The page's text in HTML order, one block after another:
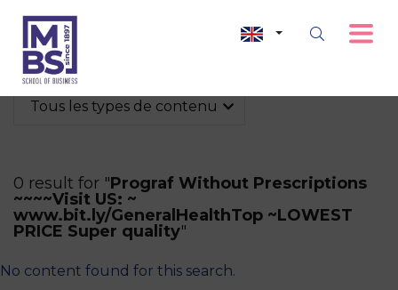
Tous les types de contenu
0 result for "Prograf Without Prescriptions
~~~~Visit US: ~
www.bit.ly/GeneralHealthTop ~LOWEST
PRICE Super quality"
No content found for this search.